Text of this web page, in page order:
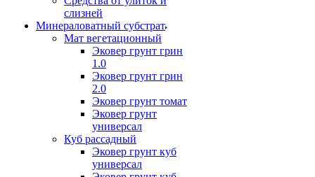
слизней
Минераловатный субстрат
Мат вегетационный
Эковер грунт грин
1.0
Эковер грунт грин
2.0
Эковер грунт томат
Эковер грунт
универсал
Куб рассадный
Эковер грунт куб
универсал